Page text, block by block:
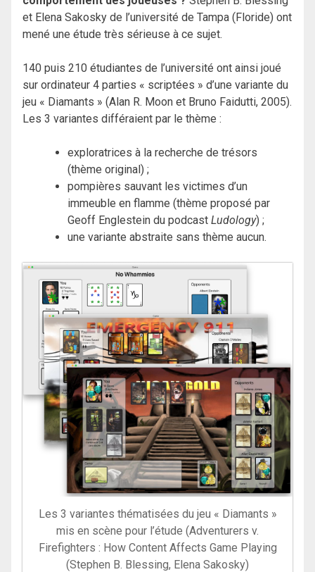
et Elena Sakosky de l’université de Tampa (Floride) ont
mené une étude très sérieuse à ce sujet.
140 puis 210 étudiantes de l’université ont ainsi joué
sur ordinateur 4 parties « scriptées » d’une variante du
jeu « Diamants » (Alan R. Moon et Bruno Faidutti, 2005).
Les 3 variantes différaient par le thème :
exploratrices à la recherche de trésors
(thème original) ;
pompières sauvant les victimes d’un
immeuble en flamme (thème proposé par
Geoff Englestein du podcast Ludology) ;
une variante abstraite sans thème aucun.
Les 3 variantes thématisées du jeu « Diamants »
mis en scène pour l’étude (Adventurers v.
Firefighters : How Content Affects Game Playing
(Stephen B. Blessing, Elena Sakosky)